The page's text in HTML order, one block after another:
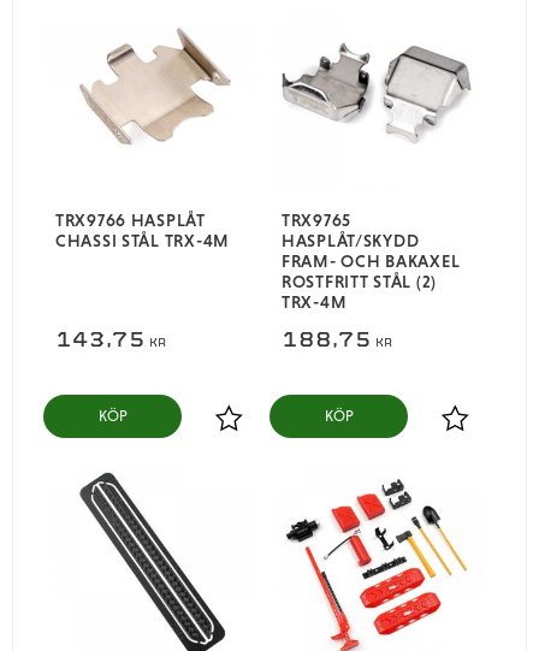
TRX9766 HASPLÅT
CHASSI STÅL TRX-4M
143,75 KR
Lägg till i favoriter
KÖP
TRX9765
HASPLÅT/SKYDD
FRAM- OCH BAKAXEL
ROSTFRITT STÅL (2)
TRX-4M
188,75 KR
Lägg till i
KÖP